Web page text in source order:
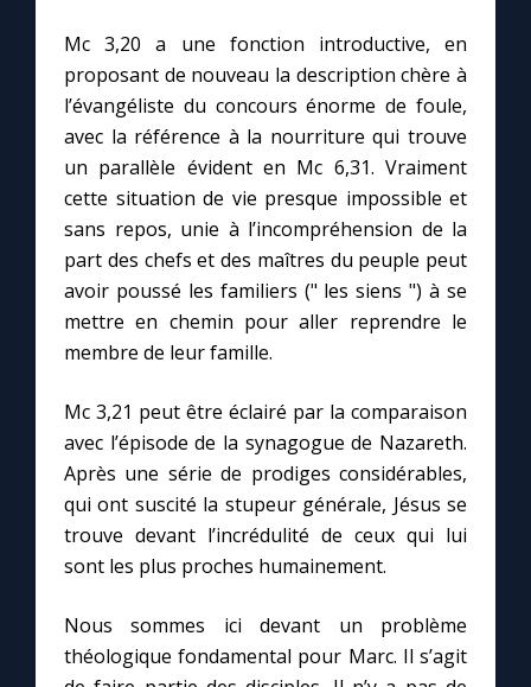
Mc 3,20 a une fonction introductive, en
proposant de nouveau la description chère à
l’évangéliste du concours énorme de foule,
avec la référence à la nourriture qui trouve
un parallèle évident en Mc 6,31. Vraiment
cette situation de vie presque impossible et
sans repos, unie à l’incompréhension de la
part des chefs et des maîtres du peuple peut
avoir poussé les familiers (" les siens ") à se
mettre en chemin pour aller reprendre le
membre de leur famille.
Mc 3,21 peut être éclairé par la comparaison
avec l’épisode de la synagogue de Nazareth.
Après une série de prodiges considérables,
qui ont suscité la stupeur générale, Jésus se
trouve devant l’incrédulité de ceux qui lui
sont les plus proches humainement.
Nous sommes ici devant un problème
théologique fondamental pour Marc. Il s’agit